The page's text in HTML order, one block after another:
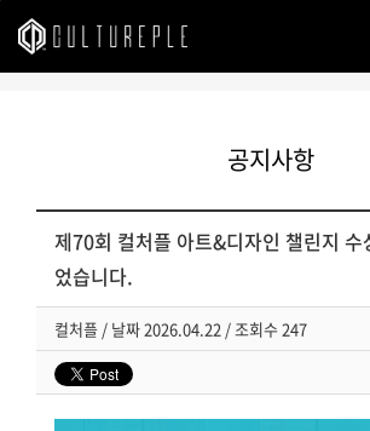
본문바로가기
공지사항
제70회 컬처플 아트&디자인 챌린지 수
었습니다.
컬처플 / 날짜2026.04.22 /조회수247